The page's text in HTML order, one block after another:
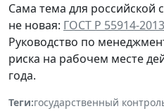
Сама тема для российской
не новая: ГОСТ Р 55914-2013
Руководство по
риска на рабочем месте
года.
Теги:государственный